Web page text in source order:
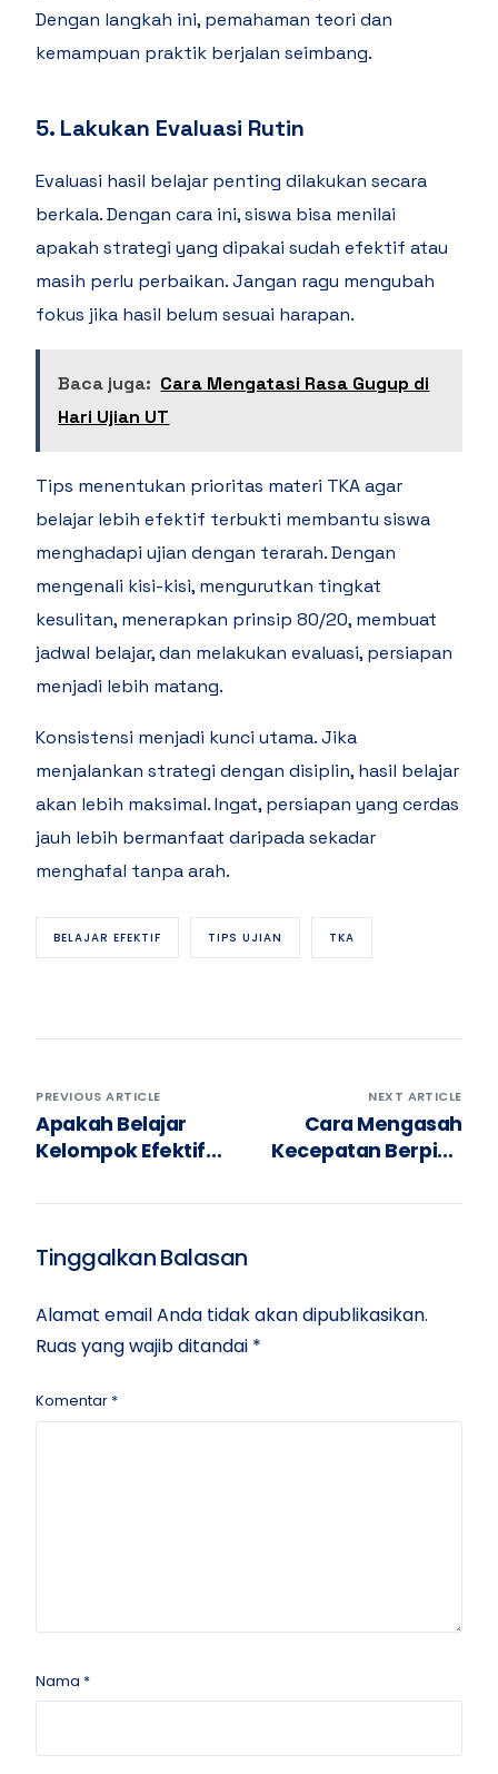
Dengan langkah ini, pemahaman teori dan
kemampuan praktik berjalan seimbang.
5. Lakukan Evaluasi Rutin
Evaluasi hasil belajar penting dilakukan secara
berkala. Dengan cara ini, siswa bisa menilai
apakah strategi yang dipakai sudah efektif atau
masih perlu perbaikan. Jangan ragu mengubah
fokus jika hasil belum sesuai harapan.
Baca juga: Cara Mengatasi Rasa Gugup di
Hari Ujian UT
Tips menentukan prioritas materi TKA agar
belajar lebih efektif terbukti membantu siswa
menghadapi ujian dengan terarah. Dengan
mengenali kisi-kisi, mengurutkan tingkat
kesulitan, menerapkan prinsip 80/20, membuat
jadwal belajar, dan melakukan evaluasi, persiapan
menjadi lebih matang.
Konsistensi menjadi kunci utama. Jika
menjalankan strategi dengan disiplin, hasil belajar
akan lebih maksimal. Ingat, persiapan yang cerdas
jauh lebih bermanfaat daripada sekadar
menghafal tanpa arah.
BELAJAR EFEKTIF TIPS UJIAN TKA
PREVIOUS ARTICLE
Apakah Belajar
Kelompok Efektif
Rumus TKA?
NEXT ARTICLE
Cara Mengasah
Kecepatan Berpikir
Tinggalkan Balasan
Alamat email Anda tidak akan dipublikasikan.
Ruas yang wajib ditandai *
Komentar *
Nama *